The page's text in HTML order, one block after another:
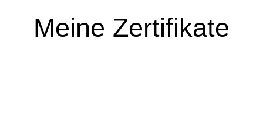
Meine Zertifikate